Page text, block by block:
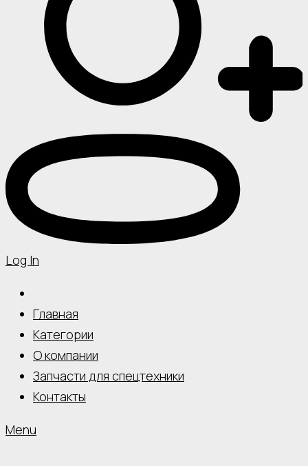
Log In
Главная
Категории
О компании
Запчасти для спецтехники
Контакты
Menu